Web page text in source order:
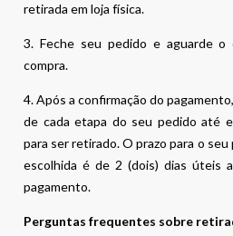
retirada em loja física.
3. Feche seu pedido e aguarde o
compra.
4. Após a confirmação do
de cada etapa do seu pedido até
para ser retirado. O prazo para o
escolhida é de 2 (dois) dias úteis
pagamento.
Perguntas frequentes sobre